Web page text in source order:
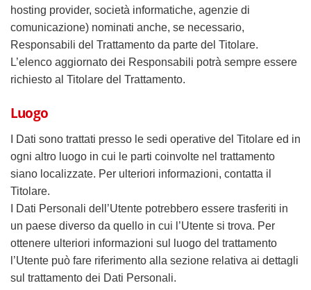
hosting provider, società informatiche, agenzie di
comunicazione) nominati anche, se necessario,
Responsabili del Trattamento da parte del Titolare.
L’elenco aggiornato dei Responsabili potrà sempre essere
richiesto al Titolare del Trattamento.
Luogo
I Dati sono trattati presso le sedi operative del Titolare ed in
ogni altro luogo in cui le parti coinvolte nel trattamento
siano localizzate. Per ulteriori informazioni, contatta il
Titolare.
I Dati Personali dell’Utente potrebbero essere trasferiti in
un paese diverso da quello in cui l’Utente si trova. Per
ottenere ulteriori informazioni sul luogo del trattamento
l’Utente può fare riferimento alla sezione relativa ai dettagli
sul trattamento dei Dati Personali.